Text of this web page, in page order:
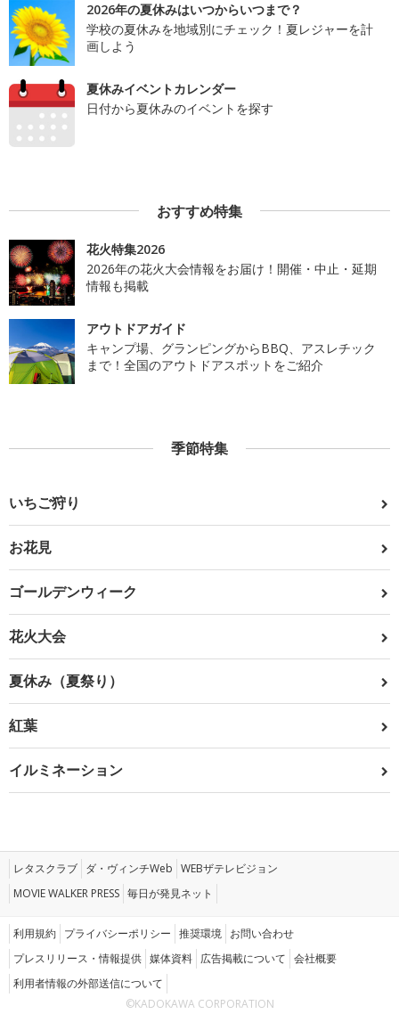
2026年の夏休みはいつからいつまで？
学校の夏休みを地域別にチェック！夏レジャーを計
画しよう
夏休みイベントカレンダー
日付から夏休みのイベントを探す
おすすめ特集
花火特集2026
2026年の花火大会情報をお届け！開催・中止・延期
情報も掲載
アウトドアガイド
キャンプ場、グランピングからBBQ、アスレチック
まで！全国のアウトドアスポットをご紹介
季節特集
いちご狩り
お花見
ゴールデンウィーク
花火大会
夏休み（夏祭り）
紅葉
イルミネーション
レタスクラブ ダ・ヴィンチWeb WEBザテレビジョン
MOVIE WALKER PRESS 毎日が発見ネット
利用規約 プライバシーポリシー 推奨環境 お問い合わせ
プレスリリース・情報提供 媒体資料 広告掲載について 会社概要
利用者情報の外部送信について
©KADOKAWA CORPORATION